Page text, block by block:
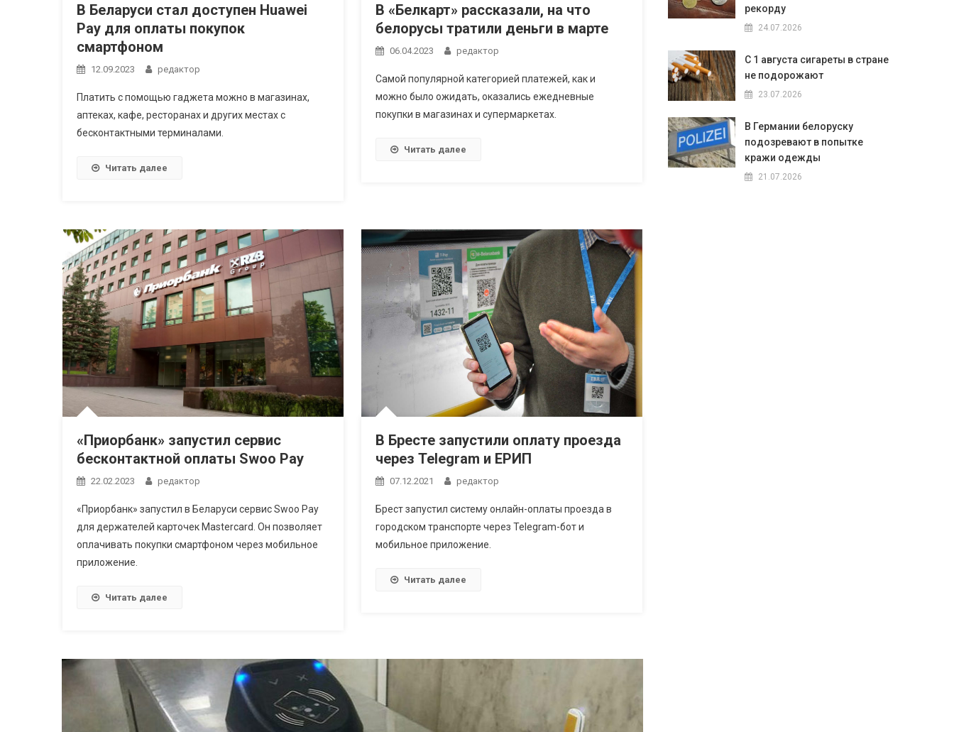
В Беларуси стал доступен Huawei
Pay для оплаты покупок
смартфоном
12.09.2023 редактор
Платить с помощью гаджета можно в магазинах,
аптеках, кафе, ресторанах и других местах с
бесконтактными терминалами.
Читать далее
В «Белкарт» рассказали, на что
белорусы тратили деньги в марте
06.04.2023 редактор
Самой популярной категорией платежей, как и
можно было ожидать, оказались ежедневные
покупки в магазинах и супермаркетах.
Читать далее
«Приорбанк» запустил сервис
бесконтактной оплаты Swoo Pay
22.02.2023 редактор
«Приорбанк» запустил в Беларуси сервис Swoo Pay
для держателей карточек Mastercard. Он позволяет
оплачивать покупки смартфоном через мобильное
приложение.
Читать далее
В Бресте запустили оплату проезда
через Telegram и ЕРИП
07.12.2021 редактор
Брест запустил систему онлайн-оплаты проезда в
городском транспорте через Telegram-бот и
мобильное приложение.
Читать далее
рекорду
24.07.2026
С 1 августа сигареты в стране
не подорожают
23.07.2026
В Германии белоруску
подозревают в попытке
кражи одежды
21.07.2026